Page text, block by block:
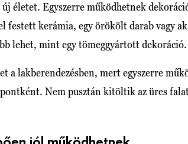
életet. Egyszerre működhetnek
festett kerámia, egy örökölt darab vagy
lehet, mint egy tömeggyártott dekoráció.
a lakberendezésben, mert egyszerre
Nem pusztán kitöltik az üres